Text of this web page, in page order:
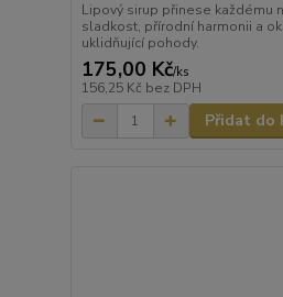
Lipový sirup přinese každému
sladkost, přírodní harmonii a
uklidňující pohody.
175,00 Kč/ks
156,25 Kč bez DPH
Přidat do